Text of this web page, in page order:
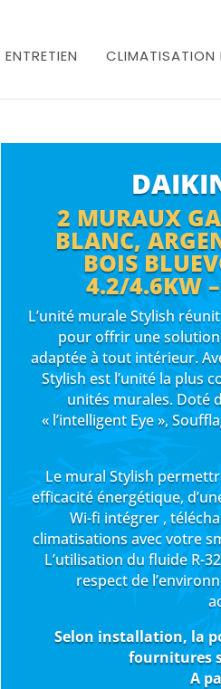
ENTRETIEN CLIMATISATION
2 MURAUX
BLANC,
BOIS
4.2/4.6KW
L’unité murale Stylish
pour offrir une
adaptée à tout intérieur.
Stylish est l’unité la plus
unités murales. Doté
« l’intelligent Eye »,
Le mural Stylish
efficacité énergétique,
Wi-fi intégrer ,
climatisations avec votre
L’utilisation du fluide R-
respect de
Selon installation, la
fournitures
A